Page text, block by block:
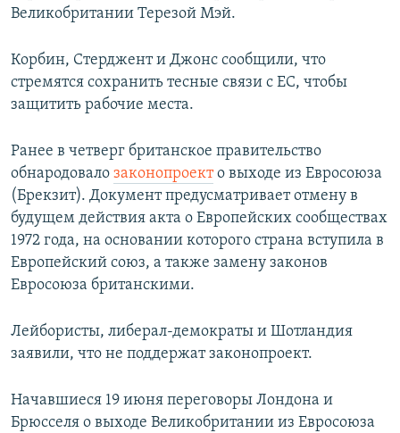
Великобритании Терезой Мэй.
Корбин, Стерджент и Джонс сообщили, что
стремятся сохранить тесные связи с ЕС, чтобы
защитить рабочие места.
Ранее в четверг британское правительство
обнародовало законопроекто выходе из Евросоюза
(Брекзит). Документ предусматривает отмену в
будущем действия акта о Европейских сообществах
1972 года, на основании которого страна вступила в
Европейский союз, а также замену законов
Евросоюза британскими.
Лейбористы, либерал-демократы и Шотландия
заявили, что не поддержат законопроект.
Начавшиеся 19 июня переговоры Лондона и
Брюсселя о выходе Великобритании из Евросоюза